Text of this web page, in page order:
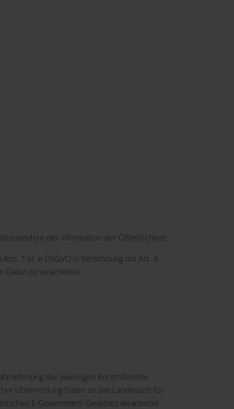
der Information der Öffentlichkeit.
1 lit. e DSGVO in Verbindung mit Art. 4
Daten zu verarbeiten.
der jeweiligen Kontrollrechte
Übermittlung Daten an das Landesamt für
E-Government-Gesetzes verarbeitet